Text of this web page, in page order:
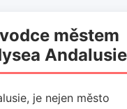
městem
Andalusie
je nejen město